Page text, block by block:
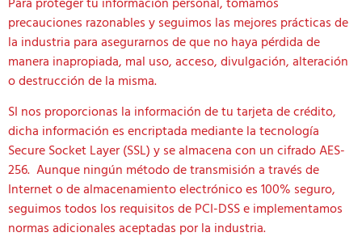
precauciones razonables y seguimos las mejores prácticas de
la industria para asegurarnos de que no haya pérdida de
manera inapropiada, mal uso, acceso, divulgación, alteración
o destrucción de la misma.
SI nos proporcionas la información de tu tarjeta de crédito,
dicha información es encriptada mediante la tecnología
Secure Socket Layer (SSL) y se almacena con un cifrado AES-
256. Aunque ningún método de transmisión a través de
Internet o de almacenamiento electrónico es 100% seguro,
seguimos todos los requisitos de PCI-DSS e implementamos
normas adicionales aceptadas por la industria.